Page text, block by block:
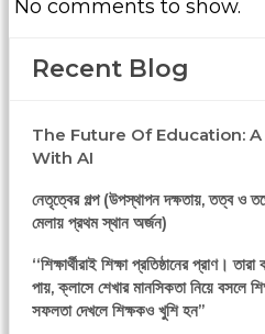
No comments to show.
Recent Blog
The Future Of Education:
With AI
নেতৃত্বের গল্প (উপস্থাপন দক্ষতায়, তত্ব ও
মেলায় প্রথম স্থান অর্জন)
‘‘শিক্ষার্থীরাই শিক্ষা প্রতিষ্ঠানের প্রাণ।
পায়, ক্লাসে শেখার মানসিকতা নিয়ে বসলে
সফলতা দেখলে শিক্ষকও খুশি হন’’